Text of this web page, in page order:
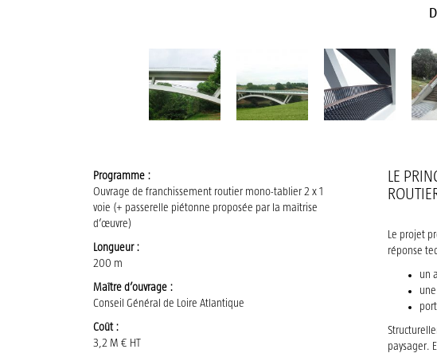
Programme :
Ouvrage de franchissement routier mono-tablier 2 x 1
voie (+ passerelle piétonne proposée par la maîtrise
d’œuvre)
Longueur :
200 m
Maître d’ouvrage :
Conseil Général de Loire Atlantique
Coût :
3,2 M € HT
LE
Le projet
réponse
un
paysager.